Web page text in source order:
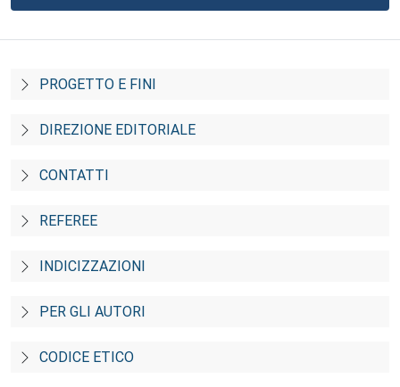
PROGETTO E FINI
DIREZIONE EDITORIALE
CONTATTI
REFEREE
INDICIZZAZIONI
PER GLI AUTORI
CODICE ETICO